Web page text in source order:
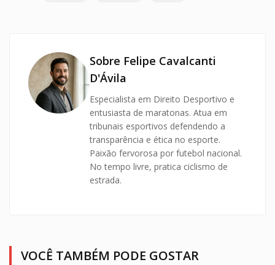
Sobre Felipe Cavalcanti
D'Ávila
Especialista em Direito Desportivo e
entusiasta de maratonas. Atua em
tribunais esportivos defendendo a
transparência e ética no esporte.
Paixão fervorosa por futebol nacional.
No tempo livre, pratica ciclismo de
estrada.
VOCÊ TAMBÉM PODE GOSTAR